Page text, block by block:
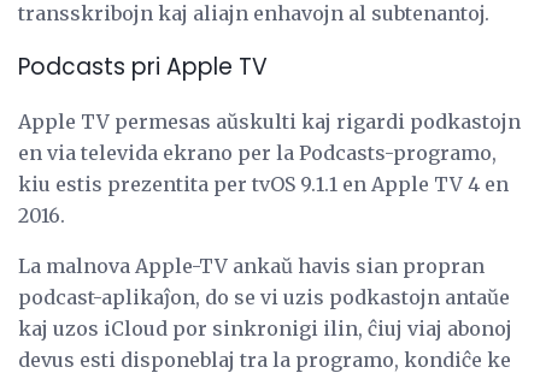
transskribojn kaj aliajn enhavojn al subtenantoj.
Podcasts pri Apple TV
Apple TV permesas aŭskulti kaj rigardi podkastojn
en via televida ekrano per la Podcasts-programo,
kiu estis prezentita per tvOS 9.1.1 en Apple TV 4 en
2016.
La malnova Apple-TV ankaŭ havis sian propran
podcast-aplikaĵon, do se vi uzis podkastojn antaŭe
kaj uzos iCloud por sinkronigi ilin, ĉiuj viaj abonoj
devus esti disponeblaj tra la programo, kondiĉe ke